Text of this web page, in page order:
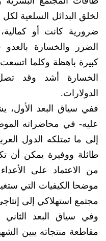
لخلق البدائل السلعية لكل
ضرورية كانت أو
الضرر والخسارة بالعدو
كبيرة باهظة وكلما اتسعت
الخسارة أشد وقد
الدولارات.
ففي سياق البعد الأول،
عليه- في محاضراته
إلى ما تمتلكه الدول
طائلة ووفيرة يمكن أن
من الاعتماد على
موضحا الكيفيات التي
مجتمع استهلاكي إلى
وفي سياق البعد
مقاطعة منتجاته يبين